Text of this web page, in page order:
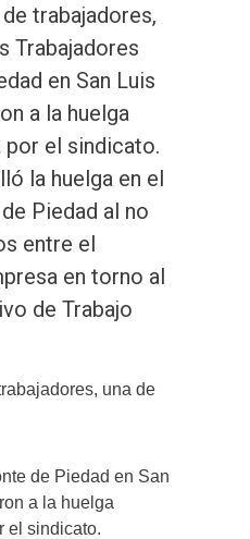
trabajadores,
Trabajadores
en San Luis
a la huelga
por el sindicato.
la huelga en el
Piedad al no
entre el
en torno al
de Trabajo
una de
de Piedad en San
a la huelga
el sindicato.